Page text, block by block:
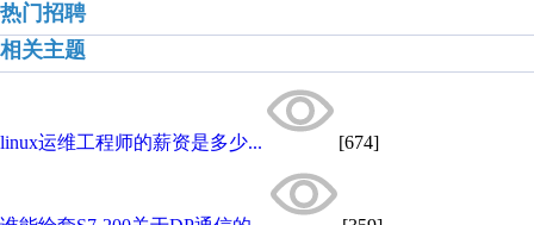
热门招聘
相关主题
linux运维工程师的薪资是多少... [674]